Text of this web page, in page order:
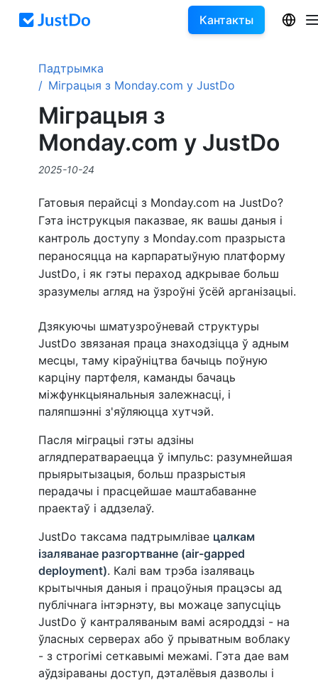
Кантакты
Падтрымка
Міграцыя з Monday.com у JustDo
Міграцыя з
Monday.com у JustDo
2025-10-24
Гатовыя перайсці з Monday.com на JustDo?
Гэта інструкцыя паказвае, як вашы даныя і
кантроль доступу з Monday.com празрыста
пераносяцца на карпаратыўную платформу
JustDo, і як гэты пераход адкрывае больш
зразумелы агляд на ўзроўні ўсёй арганізацыі.
Дзякуючы шматузроўневай структуры
JustDo звязаная праца знаходзіцца ў адным
месцы, таму кіраўніцтва бачыць поўную
карціну партфеля, каманды бачаць
міжфункцыянальныя залежнасці, і
паляпшэнні з'яўляюцца хутчэй.
Пасля міграцыі гэты адзіны
аглядператвараецца ў імпульс: разумнейшая
прыярытызацыя, больш празрыстыя
перадачы і прасцейшае маштабаванне
праектаў і аддзелаў.
JustDo таксама падтрымлівае цалкам
ізаляванае разгортванне (air-gapped
deployment). Калі вам трэба ізаляваць
крытычныя даныя і працоўныя працэсы ад
публічнага інтэрнэту, вы можаце запусціць
JustDo ў кантраляваным вамі асяроддзі - на
ўласных серверах або ў прыватным воблаку
- з строгімі сеткавымі межамі. Гэта дае вам
аўдзіраваны доступ, дэталёвыя дазволы і